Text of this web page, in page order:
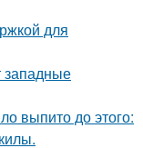
для
западные
выпито до этого: